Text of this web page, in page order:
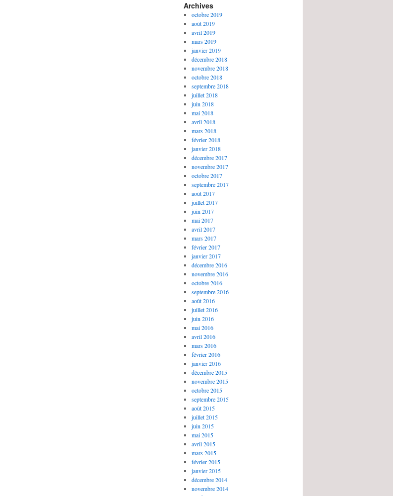
Archives
octobre 2019
août 2019
avril 2019
mars 2019
janvier 2019
décembre 2018
novembre 2018
octobre 2018
septembre 2018
juillet 2018
juin 2018
mai 2018
avril 2018
mars 2018
février 2018
janvier 2018
décembre 2017
novembre 2017
octobre 2017
septembre 2017
août 2017
juillet 2017
juin 2017
mai 2017
avril 2017
mars 2017
février 2017
janvier 2017
décembre 2016
novembre 2016
octobre 2016
septembre 2016
août 2016
juillet 2016
juin 2016
mai 2016
avril 2016
mars 2016
février 2016
janvier 2016
décembre 2015
novembre 2015
octobre 2015
septembre 2015
août 2015
juillet 2015
juin 2015
mai 2015
avril 2015
mars 2015
février 2015
janvier 2015
décembre 2014
novembre 2014